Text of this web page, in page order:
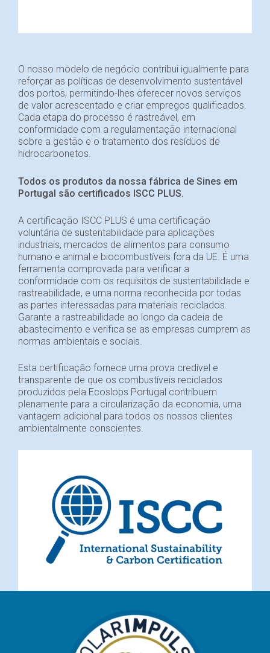
O nosso modelo de negócio contribui igualmente para
reforçar as políticas de desenvolvimento sustentável
dos portos, permitindo-lhes oferecer novos serviços
de valor acrescentado e criar empregos qualificados.
Cada etapa do processo é rastreável, em
conformidade com a regulamentação internacional
sobre a gestão e o tratamento dos resíduos de
hidrocarbonetos.
Todos os produtos da nossa fábrica de Sines em
Portugal são certificados ISCC PLUS.
A certificação ISCC PLUS é uma certificação
voluntária de sustentabilidade para aplicações
industriais, mercados de alimentos para consumo
humano e animal e biocombustíveis fora da UE. É uma
ferramenta comprovada para verificar a
conformidade com os requisitos de sustentabilidade e
rastreabilidade, e uma norma reconhecida por todas
as partes interessadas para materiais reciclados.
Garante a rastreabilidade ao longo da cadeia de
abastecimento e verifica se as empresas cumprem as
normas ambientais e sociais.
Esta certificação fornece uma prova credível e
transparente de que os combustíveis reciclados
produzidos pela Ecoslops Portugal contribuem
plenamente para a circularização da economia, uma
vantagem adicional para todos os nossos clientes
ambientalmente conscientes.